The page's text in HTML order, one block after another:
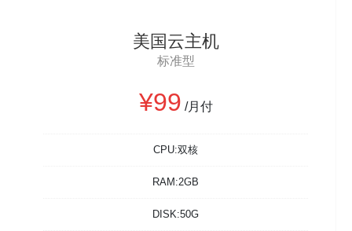
美国云主机
标准型
¥99 /月付
CPU:双核
RAM:2GB
DISK:50G